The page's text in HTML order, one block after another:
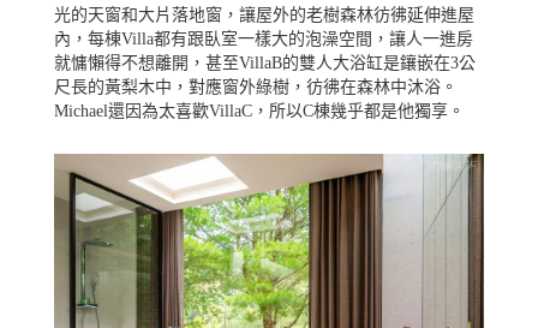
光的天窗和大片落地窗，讓屋外的老樹森林彷彿延伸進屋
內，每棟Villa都有跟臥室一樣大的泡澡空間，讓人一進房
就慵懶得不想離開，甚至VillaB的雙人大浴缸是鑲嵌在3公
尺長的黃梨木中，對應窗外綠樹，彷彿在森林中沐浴。
Michael還因為太喜歡VillaC，所以C棟幾乎都是他獨享。